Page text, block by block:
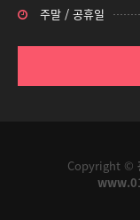
주말 / 공휴일
Copyright ©